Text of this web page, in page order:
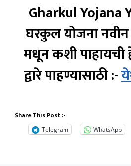
Gharkul Yojana
घरकुल योजना नवीन
मधून कशी पाहायची
द्वारे पाहण्यासाठी :-
Share This Post :-
Telegram WhatsApp